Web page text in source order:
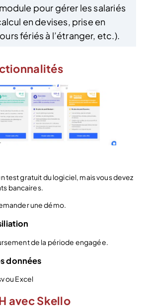
pour gérer les salariés
en devises, prise en
fériés à l’étranger, etc.).
test gratuit du logiciel, mais vous devez
bancaires.
une démo.
de la période engagée.
données
ou Excel
avec Skello